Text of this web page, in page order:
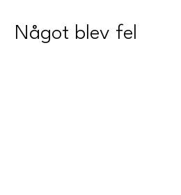
Något blev fel